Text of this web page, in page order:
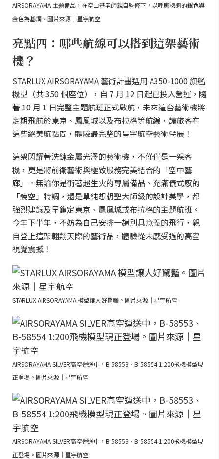
AIRSORAYAMA 主題備品，在空山基老師親自監修下，以呼應機體的銀色與
金色為基調。圖片來源｜星宇航空
亮點四：哪些航線可以搭到這架藝術
機？
STARLUX AIRSORAYAMA 藝術計畫選用 A350-1000 旗艦
機型（共 350 個座位），自 7 月 12 日起已投入營運，隨
著 10 月 1 日完整主題航班正式啟航，未來這台藝術機將
定期飛航於東京、鳳凰城以及布拉格等航線，讓旅客在
這些絕美航點間，體驗最完整的星宇航空藝術特展！
這架閃耀著洗鍊金屬光澤的藝術機，不僅僅是一架客
機，更是將前衛藝術與極致服務完美結合的「空中藝
廊」。無論你是衝著超生火的專屬備品、充滿儀式感的
「鏡空」特調，還是單純想朝聖大師級的設計美學，都
強烈建議及早鎖定東京、鳳凰城或布拉格的主題航班。
今年下半年，不妨為自己安排一趟別具意義的飛行，親
自登上這架翱翔天際的藝術品，體驗從未感受過的高空
視覺震撼！
STARLUX AIRSORAYAMA 模型讓人好驚豔。圖片來源｜星宇航空
AIRSORAYAMA SILVER高空運送中，B-58553、B-58554 1:200飛機模型現
正登場。圖片來源｜星宇航空
AIRSORAYAMA SILVER高空運送中，B-58553、B-58554 1:200飛機模型現
正登場。圖片來源｜星宇航空